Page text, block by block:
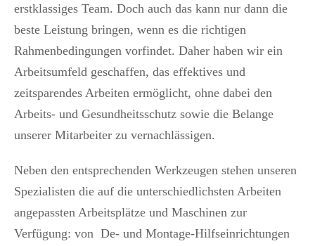
erstklassiges Team. Doch auch das kann nur dann die
beste Leistung bringen, wenn es die richtigen
Rahmenbedingungen vorfindet. Daher haben wir ein
Arbeitsumfeld geschaffen, das effektives und
zeitsparendes Arbeiten ermöglicht, ohne dabei den
Arbeits- und Gesundheitsschutz sowie die Belange
unserer Mitarbeiter zu vernachlässigen.
Neben den entsprechenden Werkzeugen stehen unseren
Spezialisten die auf die unterschiedlichsten Arbeiten
angepassten Arbeitsplätze und Maschinen zur
Verfügung: von De- und Montage-Hilfseinrichtungen